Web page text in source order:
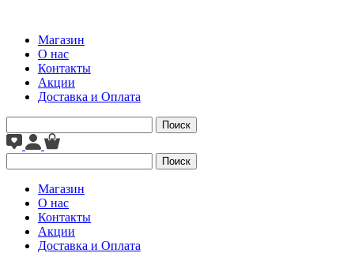
Магазин
О нас
Контакты
Акции
Доставка и Оплата
Поиск
Поиск
Магазин
О нас
Контакты
Акции
Доставка и Оплата